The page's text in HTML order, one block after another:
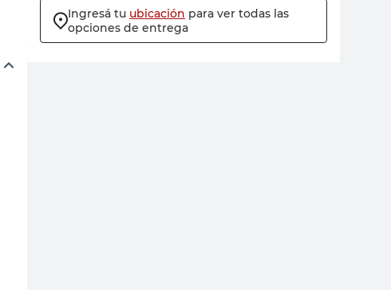
Ingresá tu ubicación para ver todas las
opciones de entrega